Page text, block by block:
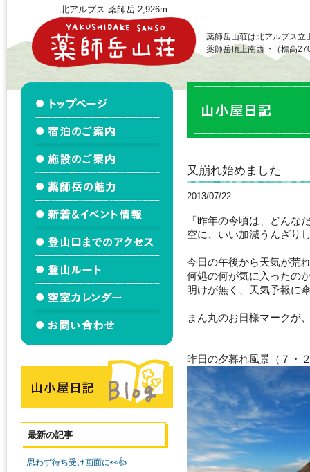
北アルプス 薬師岳 2,926m
薬師岳山荘は北アルプス立
薬師岳頂上南西下（標高
又崩れ始めました
2013/07/22
「昨年の今頃は、どんな
空に、いい加減うんざり
今日の午後から天気が荒
何処の何が気に入ったの
明けが無く、天気予報に
まん丸のお日様マークが
昨日の夕暮れ風景（７・
最新の記事
思わず待ち受け画面に👀👍